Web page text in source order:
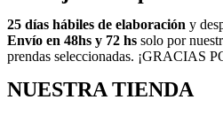
25 días hábiles de elaboración y
Envío en 48hs y 72 hs solo por
prendas seleccionadas. ¡GRACIAS
NUESTRA TIENDA